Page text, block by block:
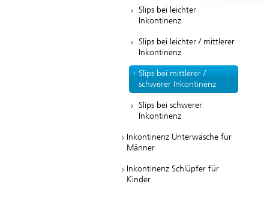
Slips bei leichter
Inkontinenz
Slips bei leichter / mittlerer
Inkontinenz
Slips bei mittlerer /
schwerer Inkontinenz
Slips bei schwerer
Inkontinenz
Inkontinenz Unterwäsche für
Männer
Inkontinenz Schlüpfer für
Kinder